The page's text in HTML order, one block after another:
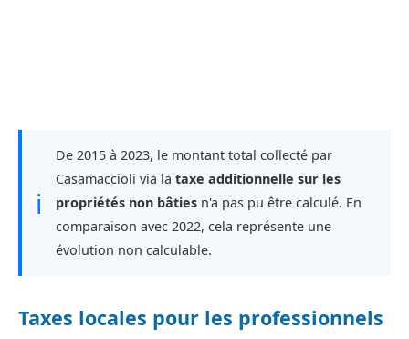
ℹ
De 2015 à 2023, le montant total collecté par
Casamaccioli via la taxe additionnelle sur les
propriétés non bâties n'a pas pu être calculé. En
comparaison avec 2022, cela représente une
évolution non calculable.
Taxes locales pour les professionnels